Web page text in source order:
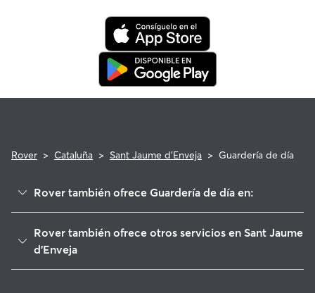
reembolso de la Garantía Rover para asistencia veterinaria
que cumpla con los requisitos.
Rover > Cataluña > Sant Jaume d'Enveja > Guardería de día
Rover también ofrece Guardería de día en:
Camarles
Rover también ofrece otros servicios en Sant Jaume
d'Enveja